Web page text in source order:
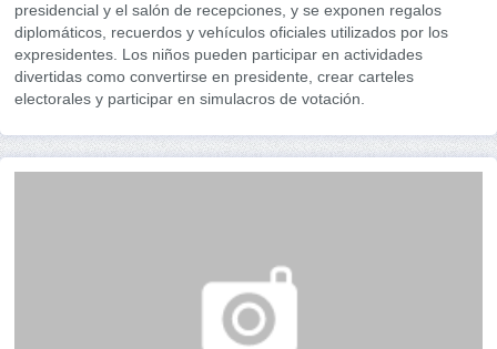
presidencial y el salón de recepciones, y se exponen regalos
diplomáticos, recuerdos y vehículos oficiales utilizados por los
expresidentes. Los niños pueden participar en actividades
divertidas como convertirse en presidente, crear carteles
electorales y participar en simulacros de votación.